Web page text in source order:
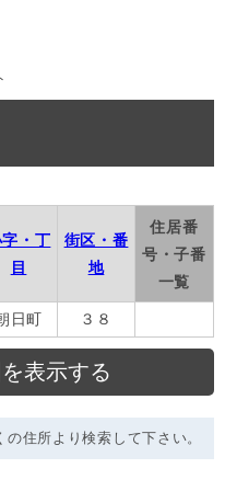
・丁
目
街区・番
地
住居番
号・子番
一覧
日町 ３８
住所より検索して下さい。